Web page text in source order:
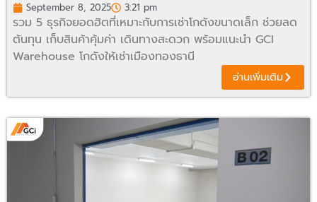
September 8, 2025 3:21 pm
รวม 5 ธุรกิจยอดฮิตที่เหมาะกับการเช่าโกดังขนาดเล็ก ช่วยลด
ต้นทุน เก็บสินค้าคุ้มค่า เดินทางสะดวก พร้อมแนะนำ GCI
Warehouse โกดังให้เช่าเมืองทองธานี
อ่านเพิ่มเติม